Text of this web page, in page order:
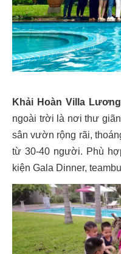
Khải Hoàn Villa
ngoài trời là nơi thư
sân vườn rộng rãi,
từ 30-40 người. Phù
kiện Gala Dinner,